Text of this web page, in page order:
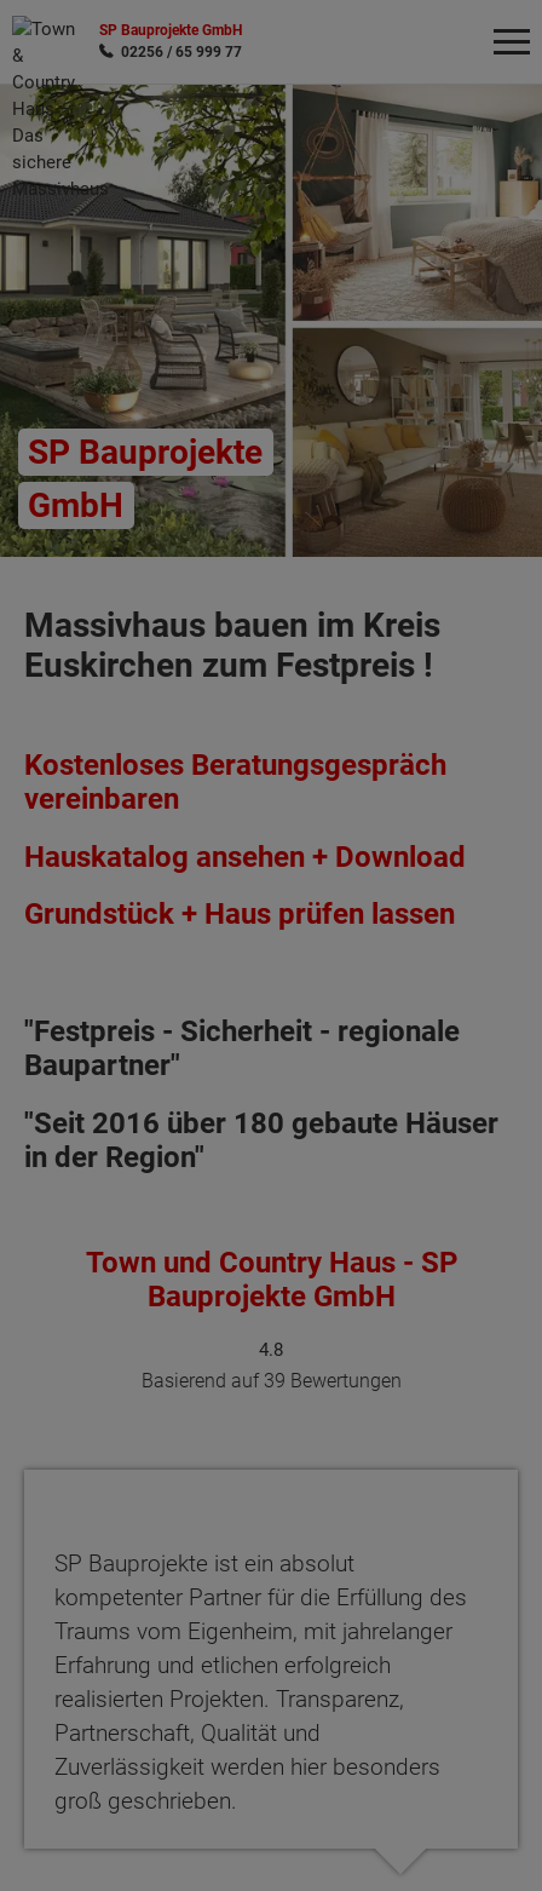
SP Bauprojekte GmbH
02256 / 65 999 77
SP Bauprojekte
GmbH
Massivhaus bauen im Kreis
Euskirchen zum Festpreis !
Kostenloses Beratungsgespräch
vereinbaren
Hauskatalog ansehen + Download
Grundstück + Haus prüfen lassen
"Festpreis - Sicherheit - regionale
Baupartner"
"Seit 2016 über 180 gebaute Häuser
in der Region"
Town und Country Haus - SP
Bauprojekte GmbH
4.8
Basierend auf 39 Bewertungen
SP Bauprojekte ist ein absolut
kompetenter Partner für die Erfüllung des
Traums vom Eigenheim, mit jahrelanger
Erfahrung und etlichen erfolgreich
realisierten Projekten. Transparenz,
Partnerschaft, Qualität und
Zuverlässigkeit werden hier besonders
groß geschrieben.
Wonach möchten Sie suchen?